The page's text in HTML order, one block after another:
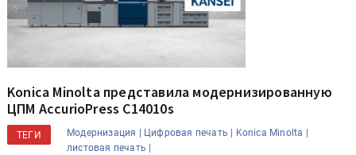
Konica Minolta представила модернизированную
ЦПМ AccurioPress C14010s
ТЕГИ Модернизация | Цифровая печать |
Konica Minolta |
листовая печать |